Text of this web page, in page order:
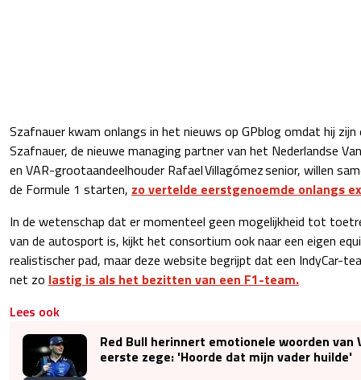
Szafnauer kwam onlangs in het nieuws op GPblog omdat hij zijn
Szafnauer, de nieuwe managing partner van het Nederlandse
en VAR-grootaandeelhouder Rafael Villagómez senior, willen
de Formule 1 starten, zo vertelde eerstgenoemde onlangs
In de wetenschap dat er momenteel geen mogelijkheid tot
van de autosport is, kijkt het consortium ook naar een eigen
realistischer pad, maar deze website begrijpt dat een IndyCar-
net zo lastig is als het bezitten van een F1-team.
Lees ook
Red Bull herinnert emotionele woorden van
eerste zege: 'Hoorde dat mijn vader huilde'